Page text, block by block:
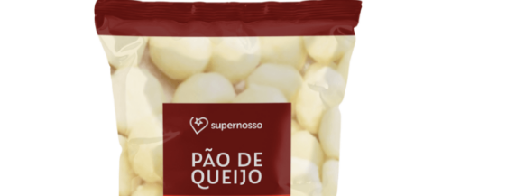
5º vinhos
biscoito
7º queijo
8º detergente